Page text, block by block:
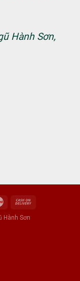
Hành Sơn,
Hành Sơn